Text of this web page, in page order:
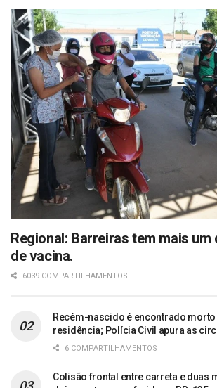
Regional: Barreiras tem mais um
de vacina.
6039 COMPARTILHAMENTOS
Recém-nascido é encontrado
residência; Polícia Civil apura as
6 COMPARTILHAMENTOS
Colisão frontal entre carreta e duas